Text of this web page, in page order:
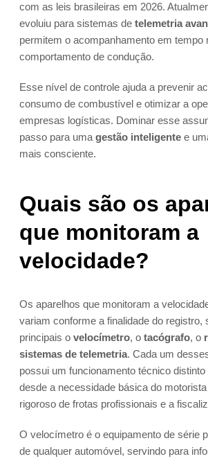
com as leis brasileiras em 2026.
evoluiu para sistemas de telemetria
permitem o acompanhamento em tempo
comportamento de condução.
Esse nível de controle ajuda a prevenir
consumo de combustível e otimizar a
empresas logísticas. Dominar esse
passo para uma gestão inteligente e
mais consciente.
Quais são os
que monitoram a
velocidade?
Os aparelhos que monitoram a
variam conforme a finalidade do registro,
principais o velocímetro, o tacógrafo, o
sistemas de telemetria. Cada um
possui um funcionamento técnico distinto
desde a necessidade básica do
rigoroso de frotas profissionais e a
O velocímetro é o equipamento de série
de qualquer automóvel, servindo para